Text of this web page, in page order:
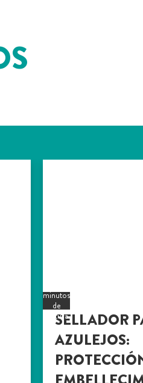
minutos
de
lectura
SELLADOR
AZULEJOS: